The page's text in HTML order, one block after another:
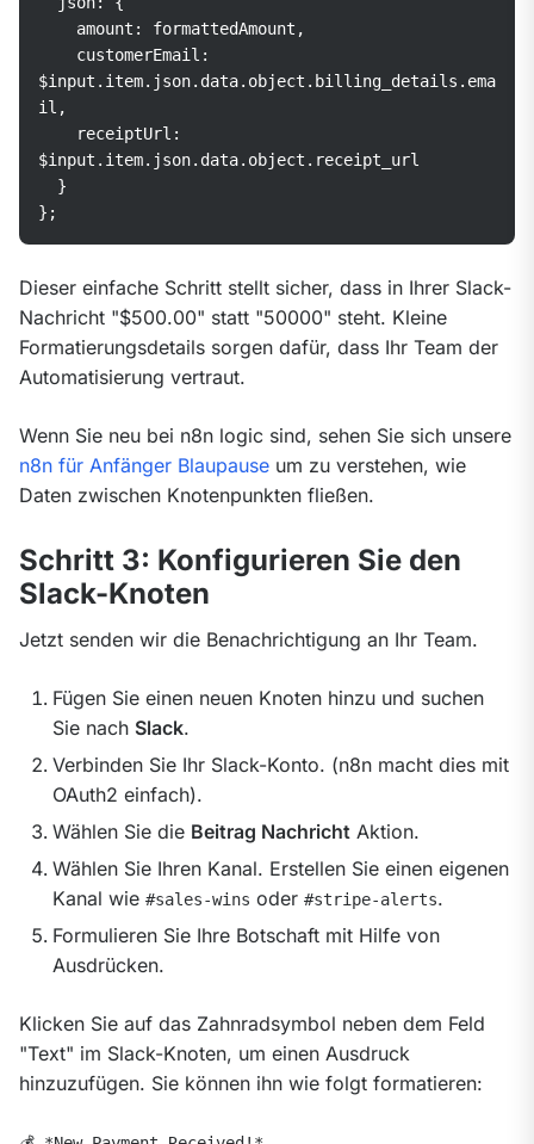
$input.item.json.data.object.billing_details.ema
il,
$input.item.json.data.object.receipt_url
Dieser einfache Schritt stellt sicher, dass in Ihrer Slack-
Nachricht "$500.00" statt "50000" steht. Kleine
Formatierungsdetails sorgen dafür, dass Ihr Team der
Automatisierung vertraut.
n8n für Anfänger Blaupause um zu verstehen, wie
Daten zwischen Knotenpunkten fließen.
Schritt 3: Konfigurieren Sie den
Slack-Knoten
Jetzt senden wir die Benachrichtigung an Ihr Team.
Fügen Sie einen neuen Knoten hinzu und suchen
Sie nach Slack.
Verbinden Sie Ihr Slack-Konto. (n8n macht dies mit
OAuth2 einfach).
Wählen Sie die Beitrag Nachricht Aktion.
Wählen Sie Ihren Kanal. Erstellen Sie einen eigenen
Kanal wie #sales-wins oder #stripe-alerts.
Formulieren Sie Ihre Botschaft mit Hilfe von
Ausdrücken.
Klicken Sie auf das Zahnradsymbol neben dem Feld
"Text" im Slack-Knoten, um einen Ausdruck
hinzuzufügen. Sie können ihn wie folgt formatieren: